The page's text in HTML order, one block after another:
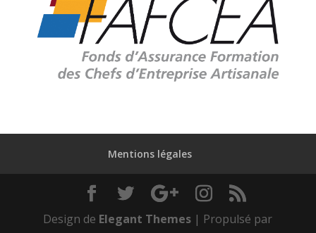
Mentions légales
Design de Elegant Themes | Propulsé par